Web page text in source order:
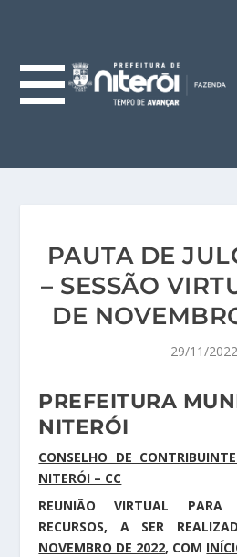
PAUTA DE
– SESSÃO
DE
29/11/2022
PREFEITURA
NITERÓI
CONSELHO DE
NITERÓI – CC
REUNIÃO VIRTUAL PARA
RECURSOS, A SER
NOVEMBRO DE 2022, COM